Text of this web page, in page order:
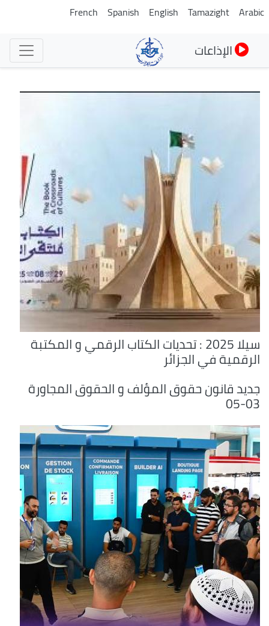
تجاوز
Arabic
Tamazight
English
Spanish
French
الإذاعات
سيلا 2025 : تحديات الكتاب الرقمي و المكتبة
الرقمية في الجزائر
جديد قانون حقوق المؤلف و الحقوق المجاورة
03-05